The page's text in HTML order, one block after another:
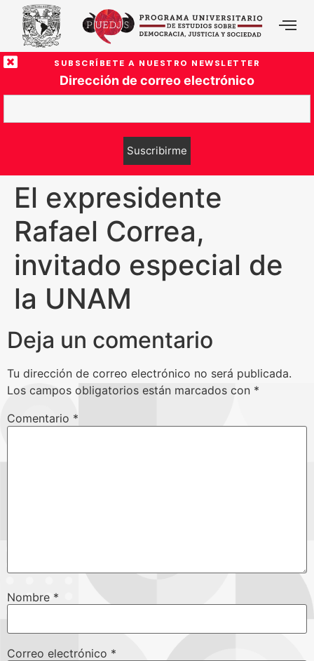
SUBSCRÍBETE A NUESTRO NEWSLETTER
Dirección de correo electrónico
El expresidente
Rafael Correa,
invitado especial de
la UNAM
Deja un comentario
Tu dirección de correo electrónico no será publicada.
Los campos obligatorios están marcados con *
Comentario *
Nombre *
Correo electrónico *